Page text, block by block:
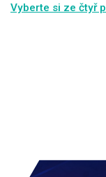
Vyberte si ze čtyř